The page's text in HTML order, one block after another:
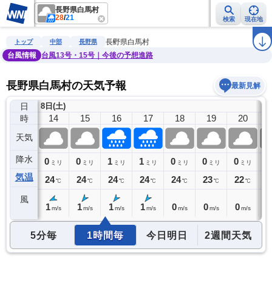
長野県白馬村
28/21 検索 現在地
雨雲レーダー 台風情報 地震情報 ラ
トップ 中部 長野県
長野県白馬村
台風情報
台風13号・15号｜今後の予想進路
長野県白馬村の天気予報 最新見解
日
時
天気
降水
気温
風
8日(土)
13
0ミリ
24℃
14
0 ミリ
24℃
1 m/s
15
0 ミリ
24℃
1 m/s
16
1 ミリ
24℃
1 m/s
17
1 ミリ
24℃
1 m/s
18
0 ミリ
24℃
0 m/s
19
0 ミリ
23℃
0 m/s
20
0 ミリ
22℃
0 m/s
5分毎 1時間毎 今日明日 2週間天気